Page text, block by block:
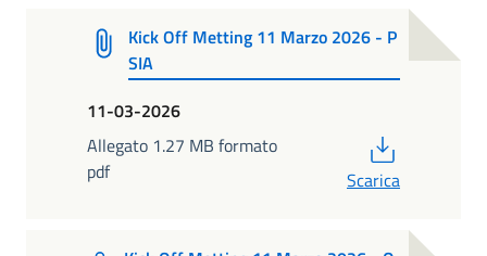
Kick Off Metting 11 Marzo 2026 - P
SIA
11-03-2026
Allegato 1.27 MB formato
pdf
Scarica